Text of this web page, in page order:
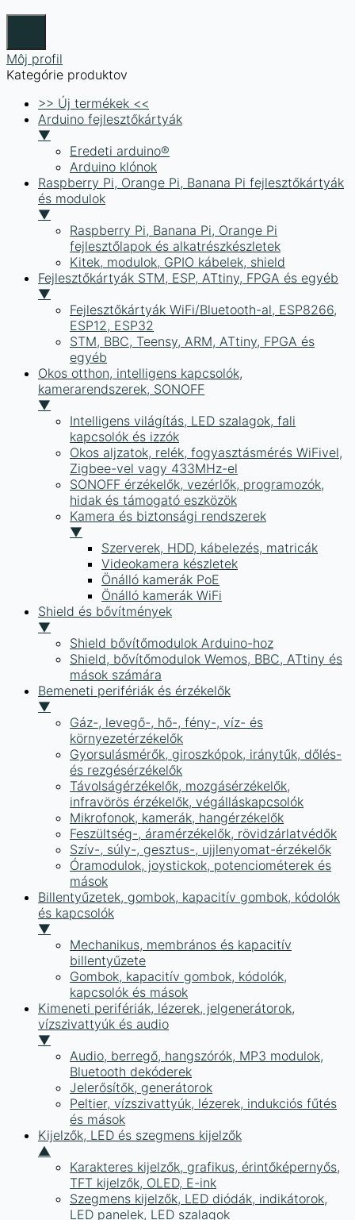
Môj profil
Kategórie produktov
>> Új termékek <<
Arduino fejlesztőkártyák
▼
Eredeti arduino®
Arduino klónok
Raspberry Pi, Orange Pi, Banana Pi fejlesztőkártyák
és modulok
▼
Raspberry Pi, Banana Pi, Orange Pi
fejlesztőlapok és alkatrészkészletek
Kitek, modulok, GPIO kábelek, shield
Fejlesztőkártyák STM, ESP, ATtiny, FPGA és egyéb
▼
Fejlesztőkártyák WiFi/Bluetooth-al, ESP8266,
ESP12, ESP32
STM, BBC, Teensy, ARM, ATtiny, FPGA és
egyéb
Okos otthon, intelligens kapcsolók,
kamerarendszerek, SONOFF
▼
Intelligens világítás, LED szalagok, fali
kapcsolók és izzók
Okos aljzatok, relék, fogyasztásmérés WiFivel,
Zigbee-vel vagy 433MHz-el
SONOFF érzékelők, vezérlők, programozók,
hidak és támogató eszközök
Kamera és biztonsági rendszerek
▼
Szerverek, HDD, kábelezés, matricák
Videokamera készletek
Önálló kamerák PoE
Önálló kamerák WiFi
Shield és bővítmények
▼
Shield bővítőmodulok Arduino-hoz
Shield, bővítőmodulok Wemos, BBC, ATtiny és
mások számára
Bemeneti perifériák és érzékelők
▼
Gáz-, levegő-, hő-, fény-, víz- és
környezetérzékelők
Gyorsulásmérők, giroszkópok, iránytűk, dőlés-
és rezgésérzékelők
Távolságérzékelők, mozgásérzékelők,
infravörös érzékelők, végálláskapcsolók
Mikrofonok, kamerák, hangérzékelők
Feszültség-, áramérzékelők, rövidzárlatvédők
Szív-, súly-, gesztus-, ujjlenyomat-érzékelők
Óramodulok, joystickok, potenciométerek és
mások
Billentyűzetek, gombok, kapacitív gombok, kódolók
és kapcsolók
▼
Mechanikus, membrános és kapacitív
billentyűzete
Gombok, kapacitív gombok, kódolók,
kapcsolók és mások
Kimeneti perifériák, lézerek, jelgenerátorok,
vízszivattyúk és audio
▼
Audio, berregő, hangszórók, MP3 modulok,
Bluetooth dekóderek
Jelerősítők, generátorok
Peltier, vízszivattyúk, lézerek, indukciós fűtés
és mások
Kijelzők, LED és szegmens kijelzők
▲
Karakteres kijelzők, grafikus, érintőképernyős,
TFT kijelzők, OLED, E-ink
Szegmens kijelzők, LED diódák, indikátorok,
LED panelek, LED szalagok